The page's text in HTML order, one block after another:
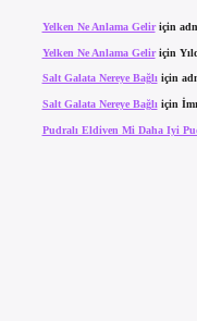
Yelken Ne Anlama Geliriçin
Yelken Ne Anlama Geliriçin
Salt Galata Nereye Bağlıiçin
Salt Galata Nereye Bağlı için
Pudralı Eldiven Mi Daha Iyi